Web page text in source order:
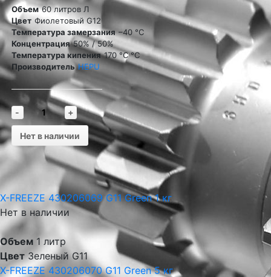
Объем 60 литров Л
Цвет Фиолетовый G12
Температура замерзания –40 °C
Концентрация 50% / 50%
Температура кипения 170 °С °C
Производитель HEPU
- +
Нет в наличии
X-FREEZE 430206069 G11 Green 1 кг
Нет в наличии
Объем 1 литр
ЦветЗеленый G11
X-FREEZE 430206070 G11 Green 5 кг